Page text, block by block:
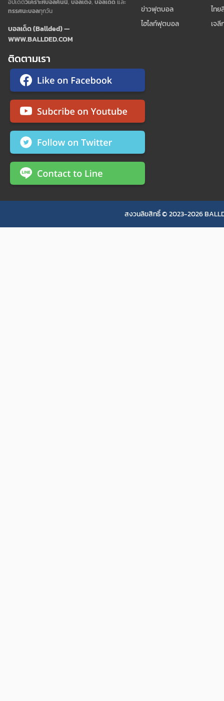
อัปเดตวิเคราะห์บอลคืนนี้, บอลเต็ง, บอลเด็ดและ
ทรรศนะบอลทุกวัน
บอลเด็ด (Ballded) —
WWW.BALLDED.COM
ข่าวฟุตบอล
ไฮไลท์ฟุตบอล
ไทย
เจลี
ติดตามเรา
สงวนลิขสิทธิ์ © 2023-2026